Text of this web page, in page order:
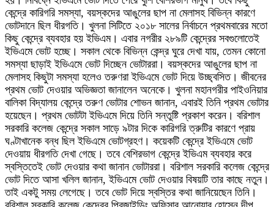
কেন্দ্রে কারিগরি সমস্যা, বয়স্কদের আঙুলের ছাপ না মেলাসহ বিভিন্ন কারণে
ভোটদানে ছিল ধীরগতি। খুলনা সিটিতে ২০১৮ সালের নির্বাচনে প্রথমবারের মতো
কিছু কেন্দ্রে ব্যবহার হয় ইভিএম। এবার নগরীর ২৮৯টি কেন্দ্রের সবগুলোতেই
ইভিএমে ভোট হচ্ছে। সকাল থেকে বিভিন্ন কেন্দ্র ঘুরে দেখা যায়, তেমন কোনো
সমস্যা ছাড়াই ইভিএমে ভোট দিচ্ছেন ভোটাররা। বয়স্কদের আঙুলের ছাপ না
মেলাসহ কিছুটা সমস্যা হলেও তরুণরা ইভিএমে ভোট দিয়ে উচ্ছ্বসিত। জীবনের
প্রথম ভোট দেওয়ার অভিজ্ঞতা জানালেন অনেকে। খুলনা মহানগরীর পাইওনিয়ার
বালিকা বিদ্যালয় কেন্দ্রে তরুণ ভোটার শোভন জানান, এবারই তিনি প্রথম ভোটার
হয়েছেন। প্রথম ভোটটা ইভিএমে দিয়ে তিনি সন্তুষ্টি প্রকাশ করেন। বরিশাল
সরকারি কলেজ কেন্দ্রে সকাল সাড়ে ৯টার দিকে কারিগরি ত্রুটির কারণে প্রায়
ঘণ্টাখানেক বন্ধ ছিল ইভিএমে ভোটগ্রহণ। কয়েকটি কেন্দ্রে ইভিএমে ভোট
দেওয়ায় ধীরগতি দেখা গেছে। তবে বেশিরভাগ কেন্দ্রে ইভিএম ব্যবহার করে
স্বস্তিতেই ভোট দেওয়ার কথা জানান ভোটাররা। বরিশাল সরকারি কলেজ কেন্দ্রে
ভোট দিতে আসা খলিল জানান, ইভিএমে ভোট দেওয়ার বিষয়টি তার কাছে নতুন।
তাই একটু সময় লেগেছে। তবে ভোট দিয়ে স্বস্তির কথা জানিয়েছেন তিনি।